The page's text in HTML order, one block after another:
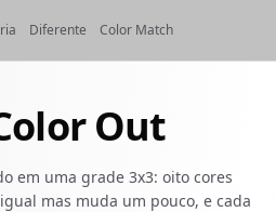
Diferente Color Match
Out
em uma grade 3x3: oito cores
mas muda um pouco, e cada